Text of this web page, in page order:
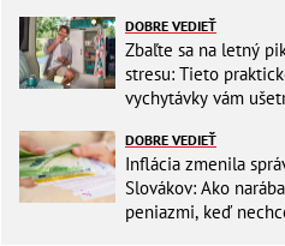
DOBRE VEDIEŤ
Zbaľte sa na letný
stresu: Tieto
vychytávky vám
DOBRE VEDIEŤ
Inflácia zmenila
Slovákov: Ako
peniazmi, keď